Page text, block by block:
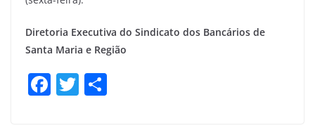
Diretoria Executiva do Sindicato dos Bancários de
Santa Maria e Região
F T